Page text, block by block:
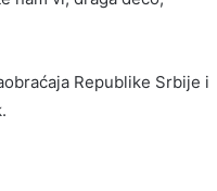
Republike Srbije i